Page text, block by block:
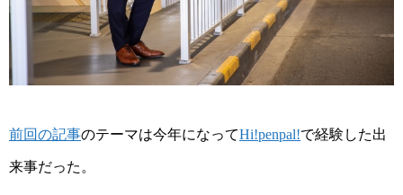
前回の記事のテーマは今年になってHi!penpal!で経験した出
来事だった。